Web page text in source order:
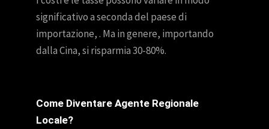
significativo a seconda del paese di
importazione, . Ma in genere, importando
dalla Cina, si risparmia 30-80%.
Come Diventare Agente Regionale
Locale?